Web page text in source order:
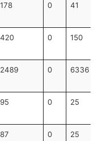
178 0 41
420 0 150
2489 0 6336
95 0 25
87 0 25